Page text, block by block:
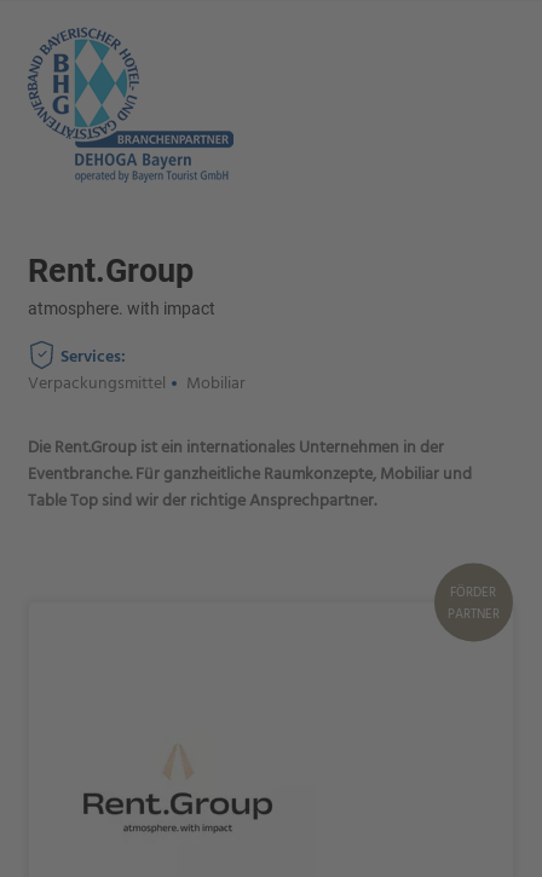
FÖRDER
PARTNER
Rent.Group
atmosphere. with impact
Services:
Verpackungsmittel
Mobiliar
Die Rent.Group ist ein internationales Unternehmen in der
Eventbranche. Für ganzheitliche Raumkonzepte, Mobiliar und
Table Top sind wir der richtige Ansprechpartner.